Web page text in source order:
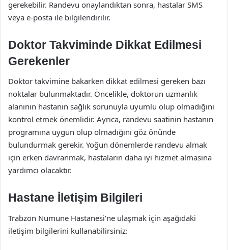
gerekebilir. Randevu onaylandıktan sonra, hastalar SMS
veya e-posta ile bilgilendirilir.
Doktor Takviminde Dikkat Edilmesi
Gerekenler
Doktor takvimine bakarken dikkat edilmesi gereken bazı
noktalar bulunmaktadır. Öncelikle, doktorun uzmanlık
alanının hastanın sağlık sorunuyla uyumlu olup olmadığını
kontrol etmek önemlidir. Ayrıca, randevu saatinin hastanın
programına uygun olup olmadığını göz önünde
bulundurmak gerekir. Yoğun dönemlerde randevu almak
için erken davranmak, hastaların daha iyi hizmet almasına
yardımcı olacaktır.
Hastane İletişim Bilgileri
Trabzon Numune Hastanesi’ne ulaşmak için aşağıdaki
iletişim bilgilerini kullanabilirsiniz: